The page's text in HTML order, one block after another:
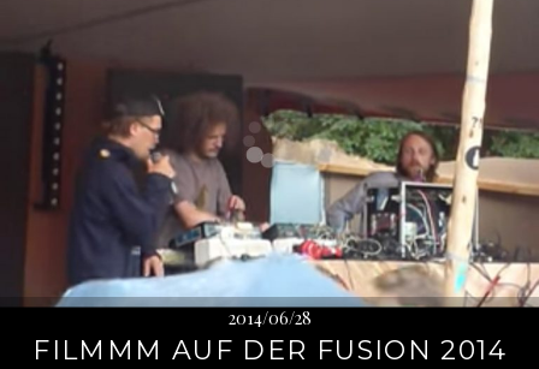
2014/06/28
FILMMM AUF DER FUSION 2014